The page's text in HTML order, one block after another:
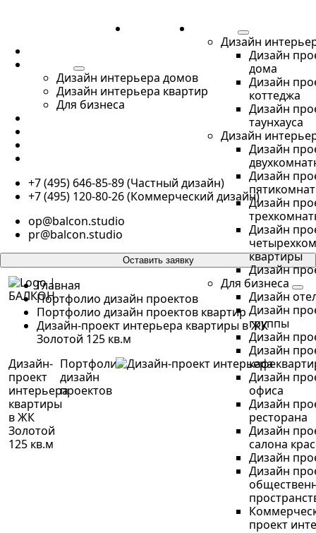
ПОРТФОЛИО
Дизайн
Дизайн
дома
Дизайн
коттеджа
Дизайн
таунхауса
Дизайн
Дизайн
Дизайн
Дизайн
Дизайн
квартиры
Дизайн
Для бизнеса
Дизайн
Дизайн
группы
Дизайн
Дизайн
кафе
Дизайн
офиса
Дизайн
ресторана
Дизайн
салона
Дизайн
Дизайн
проект
Дизайн интерьера домов
Дизайн интерьера квартир
Для бизнеса
+7 (495) 646-85-89 (Частный дизайн)
+7 (495) 120-80-26 (Коммерческий дизайн)
op@balcon.studio
pr@balcon.studio
Оставить заявку
Главная
Портфолио дизайн проектов
Портфолио дизайн проектов квартир
Дизайн-проект интерьера квартиры в ЖК
Золотой 125 кв.м
Дизайн-
проект
интерьера
квартиры
в ЖК
Золотой
125 кв.м
Портфолио
дизайн
проектов